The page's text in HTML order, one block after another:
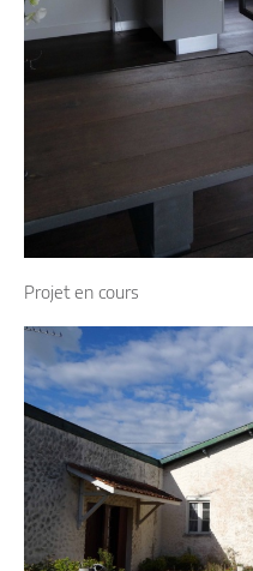
Projet en cours